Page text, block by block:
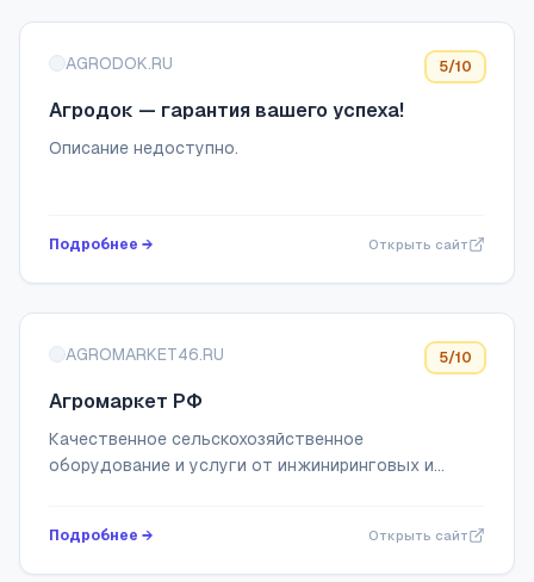
AGRODOK.RU 5/10
Агродок — гарантия вашего успеха!
Описание недоступно.
Подробнее → Открыть сайт
AGROMARKET46.RU 5/10
Агромаркет РФ
Качественное сельскохозяйственное
оборудование и услуги от инжиниринговых и
Подробнее → Открыть сайт